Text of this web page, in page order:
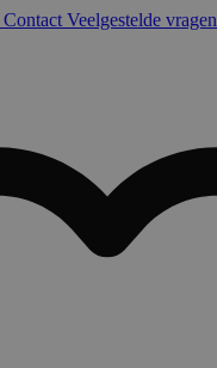
Contact Veelgestelde vragen